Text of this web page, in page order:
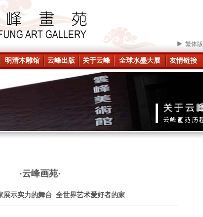
繁体版
明清木雕馆 云峰出版 关于云峰 全球水墨大展 友情链接
·云峰画苑·
展示实力的舞台 全世界艺术爱好者的家